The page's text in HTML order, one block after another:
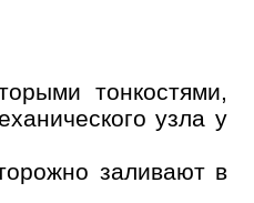
тонкостями,
узла у
заливают в